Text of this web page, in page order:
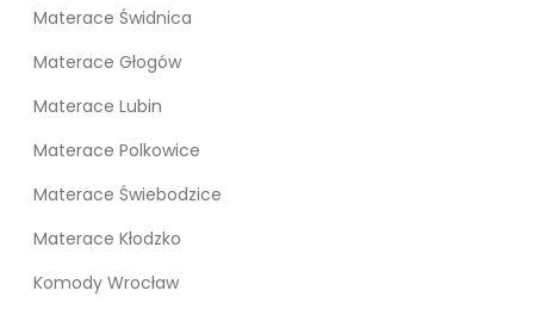
Materace Świdnica
Materace Głogów
Materace Lubin
Materace Polkowice
Materace Świebodzice
Materace Kłodzko
Komody Wrocław